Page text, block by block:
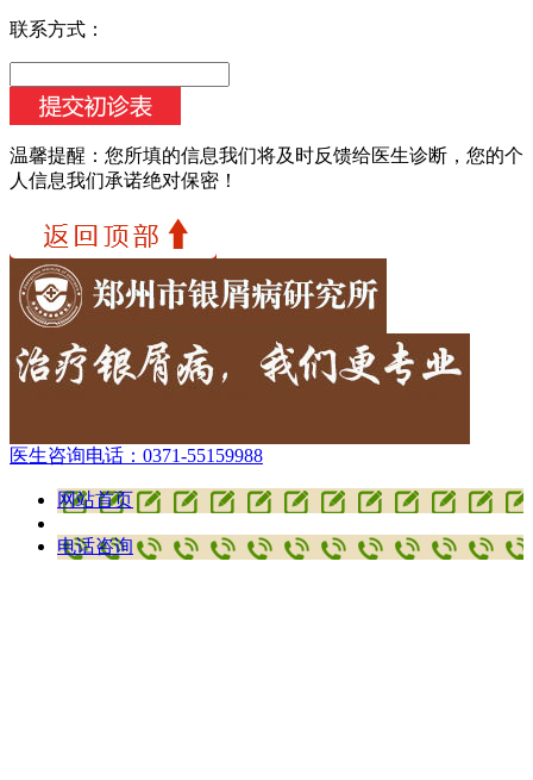
联系方式：
温馨提醒： 您所填的信息我们将及时反馈给医生诊断，您的个
人信息我们承诺绝对保密！
医生咨询电话： 0371-55159988
网站首页
电话咨询